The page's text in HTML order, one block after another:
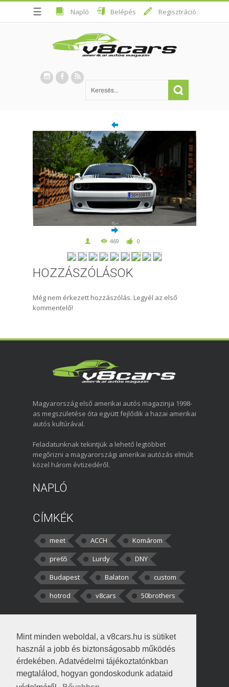
Mint minden weboldal, a v8cars.hu is sütiket
használ a jobb és biztonságosabb működés
érdekében. Adatvédelmi tájékoztatónkban
megtalálod, hogyan gondoskodunk adataid
☰ Napló Belépés Regisztráció
469 0
HOZZÁSZÓLÁSOK
Még nem érkezett hozzászólás. Legyél az első
kommentelő!
Magyarország első amerikai autós magazinja 1998-
as megszületése óta együtt fejlődik a hazai amerikai
autós kultúrával.
Feladatunknak tekintjük a lehető legtöbbet
megőrizni a magyarországi amerikai autózás elmúlt
közel három évtizedéről.
NAPLÓ
CÍMKÉK
meet ACCH
Komárom
pre65
Lurdy
DNY
Budapest
Balaton
custom
hotrod
v8cars 50brothers
kortisz:Elszúrtam! Én csak két
darabbaal számoltam. Nem tudtam, hogy fél autót,
Béke: Tényleg nagyon jó kérdés volt